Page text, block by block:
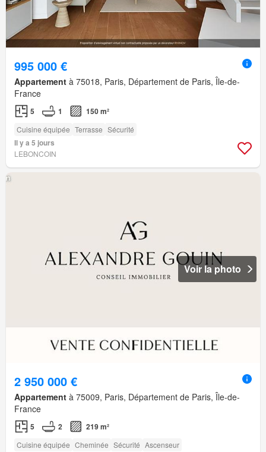
995 000 €
Appartement à 75018, Paris, Département de Paris, Île-de-
France
5 1 150 m²
Cuisine équipée Terrasse Sécurité
Il y a 5 jours
LEBONCOIN
Voir la photo
2 950 000 €
Appartement à 75009, Paris, Département de Paris, Île-de-
France
5 2 219 m²
Cuisine équipée Cheminée Sécurité Ascenseur